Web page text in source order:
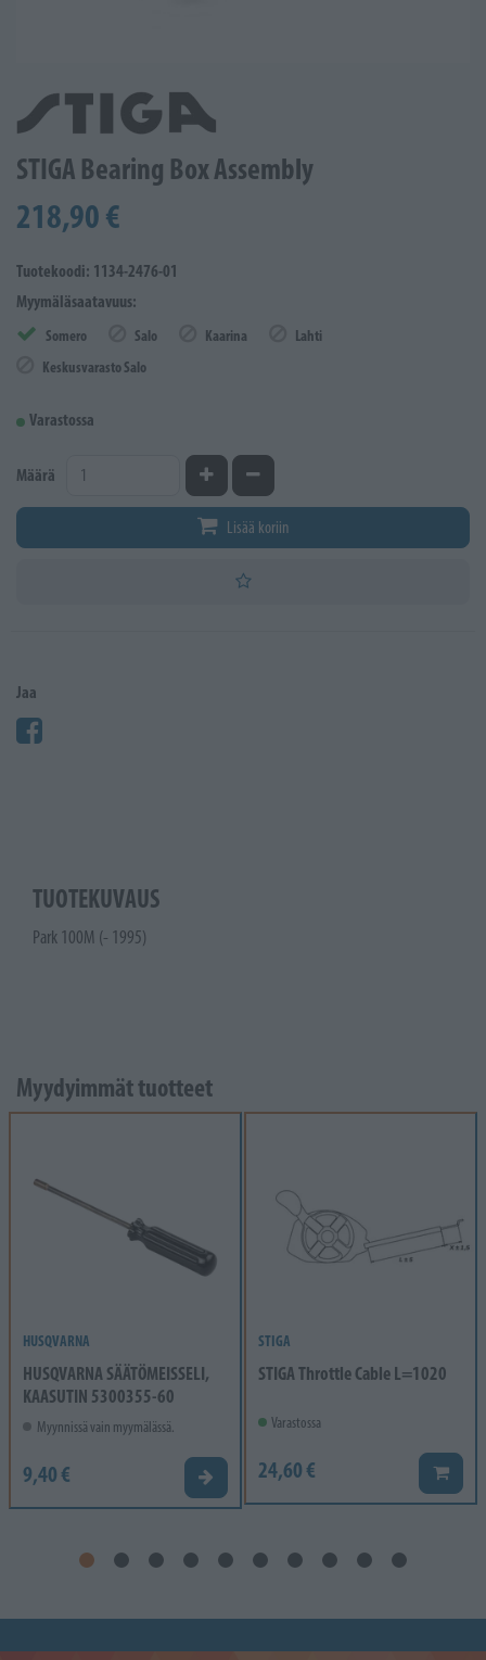
STIGA Bearing Box Assembly
218,90 €
Tuotekoodi: 1134-2476-01
Myymäläsaatavuus:
Somero Salo Kaarina
Lahti
Keskusvarasto Salo
Varastossa
Määrä Kasvata määrääVähennä määrää
Lisää koriin
Jaa
TUOTEKUVAUS
Park 100M (- 1995)
Myydyimmät tuotteet
HUSQVARNA
HUSQVARNA SÄÄTÖMEISSELI,
KAASUTIN 5300355-60
Myynnissä vain myymälässä.
9,40 € Valitse vaihtoehto
STIGA
STIGA Throttle Cable L=1020
Varastossa
24,60 € Lisää